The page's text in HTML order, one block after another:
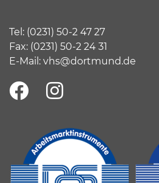
Tel: (0231) 50-2 47 27
Fax: (0231) 50-2 24 31
E-Mail: vhs@dortmund.de